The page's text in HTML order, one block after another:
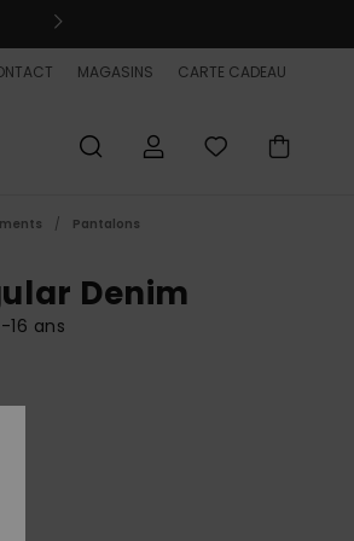
MAGASINS CARTE CADEAU
Pantalons
Denim
ans